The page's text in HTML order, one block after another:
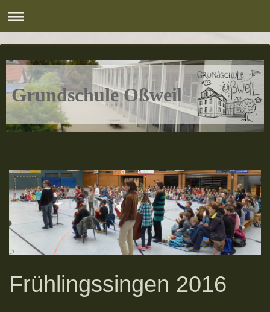
Grundschule Oßweil
Frühlingssingen 2016